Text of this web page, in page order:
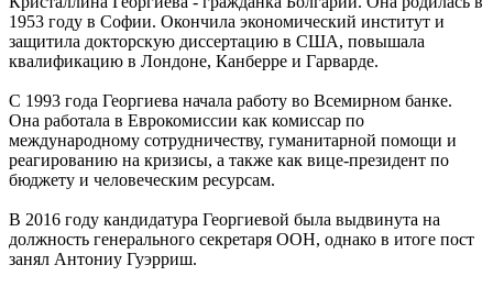
1953 году в Софии. Окончила экономический институт и
защитила докторскую диссертацию в США, повышала
квалификацию в Лондоне, Канберре и Гарварде.
С 1993 года Георгиева начала работу во Всемирном банке.
Она работала в Еврокомиссии как комиссар по
международному сотрудничеству, гуманитарной помощи и
реагированию на кризисы, а также как вице-президент по
бюджету и человеческим ресурсам.
В 2016 году кандидатура Георгиевой была выдвинута на
должность генерального секретаря ООН, однако в итоге пост
занял Антониу Гуэрриш.